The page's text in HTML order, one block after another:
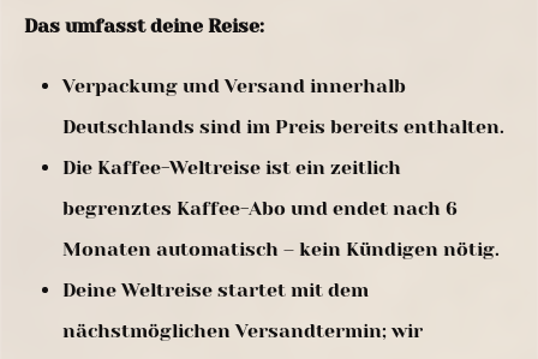
Das umfasst deine Reise:
Verpackung und Versand innerhalb
Deutschlands sind im Preis bereits enthalten.
Die Kaffee-Weltreise ist ein zeitlich
begrenztes Kaffee-Abo und endet nach 6
Monaten automatisch – kein Kündigen nötig.
Deine Weltreise startet mit dem
nächstmöglichen Versandtermin; wir